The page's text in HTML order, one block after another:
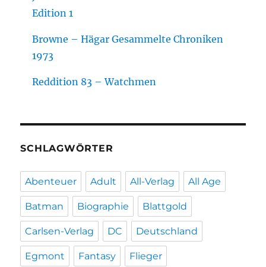
Edition 1
Browne – Hägar Gesammelte Chroniken
1973
Reddition 83 – Watchmen
SCHLAGWÖRTER
Abenteuer Adult All-Verlag All Age
Batman Biographie Blattgold
Carlsen-Verlag DC Deutschland
Egmont Fantasy Flieger